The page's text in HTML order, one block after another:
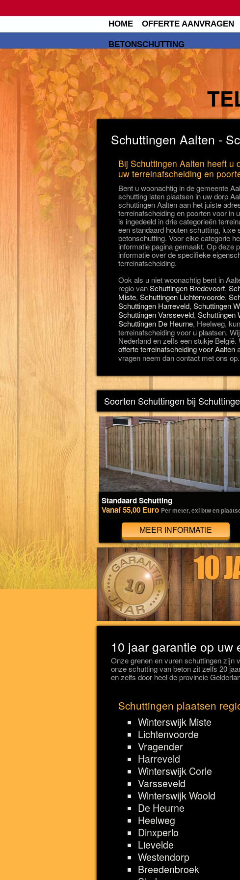
HOME OFFERTE AANVRAGEN
BETONSCHUTTING
Schuttingen Aalten -
Bij Schuttingen Aalten heeft u
uw terreinafscheiding en
Bent u woonachtig in de gemeente
schutting laten plaatsen in uw dorp
schuttingen Aalten aan het juiste
terreinafscheiding en poorten voor in
is ingedeeld in drie categorieën
een standaard houten schutting, luxe
betonschutting. Voor elke categorie
informatie pagina gemaakt. Op deze
informatie over de specifieke
terreinafscheiding.
Ook als u niet woonachtig bent in
regio vanSchuttingen Bredevoort,
Miste, Schuttingen Lichtenvoorde,
Schuttingen Harreveld, Schuttingen
Schuttingen Varsseveld, Schuttingen
Schuttingen De Heurne, Heelweg,
terreinafscheiding voor u plaatsen.
Nederland en zelfs een stukje
offerte terreinafscheiding voor Aalten
vragen neem dan contact met ons op.
Soorten Schuttingen bij
Standaard Schutting
Vanaf 55,00 Euro Per meter, exl btw en
MEER INFORMATIE
10 jaar garantie op uw
Onze grenen en vuren schuttingen zijn
onze schutting van beton zit zelfs 20
en zelfs door heel de provincie
Schuttingen plaatsen
Winterswijk Miste
Lichtenvoorde
Vragender
Harreveld
Winterswijk Corle
Varsseveld
Winterswijk Woold
De Heurne
Heelweg
Dinxperlo
Lievelde
Westendorp
Breedenbroek